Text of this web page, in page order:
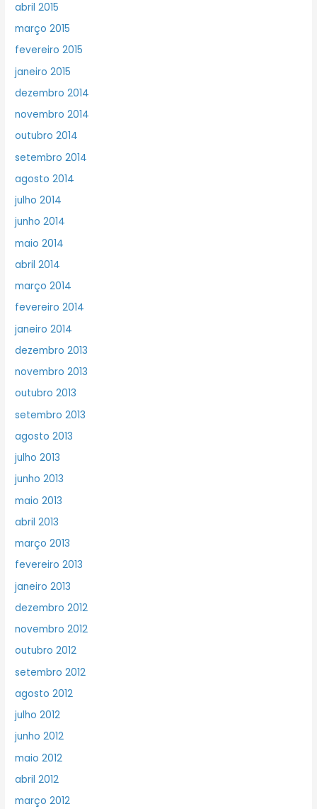
abril 2015
março 2015
fevereiro 2015
janeiro 2015
dezembro 2014
novembro 2014
outubro 2014
setembro 2014
agosto 2014
julho 2014
junho 2014
maio 2014
abril 2014
março 2014
fevereiro 2014
janeiro 2014
dezembro 2013
novembro 2013
outubro 2013
setembro 2013
agosto 2013
julho 2013
junho 2013
maio 2013
abril 2013
março 2013
fevereiro 2013
janeiro 2013
dezembro 2012
novembro 2012
outubro 2012
setembro 2012
agosto 2012
julho 2012
junho 2012
maio 2012
abril 2012
março 2012